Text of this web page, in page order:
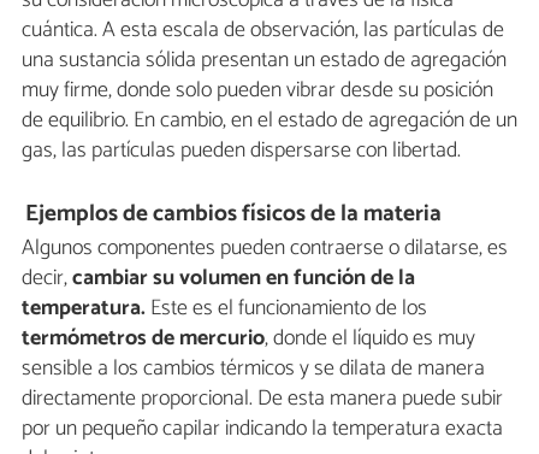
cuántica. A esta escala de observación, las partículas de
una sustancia sólida presentan un estado de agregación
muy firme, donde solo pueden vibrar desde su posición
de equilibrio. En cambio, en el estado de agregación de un
gas, las partículas pueden dispersarse con libertad.
Ejemplos de cambios físicos de la materia
Algunos componentes pueden contraerse o dilatarse, es
decir,cambiar su volumen en función de la
temperatura.Este es el funcionamiento de los
termómetros de mercurio, donde el líquido es muy
sensible a los cambios térmicos y se dilata de manera
directamente proporcional. De esta manera puede subir
por un pequeño capilar indicando la temperatura exacta